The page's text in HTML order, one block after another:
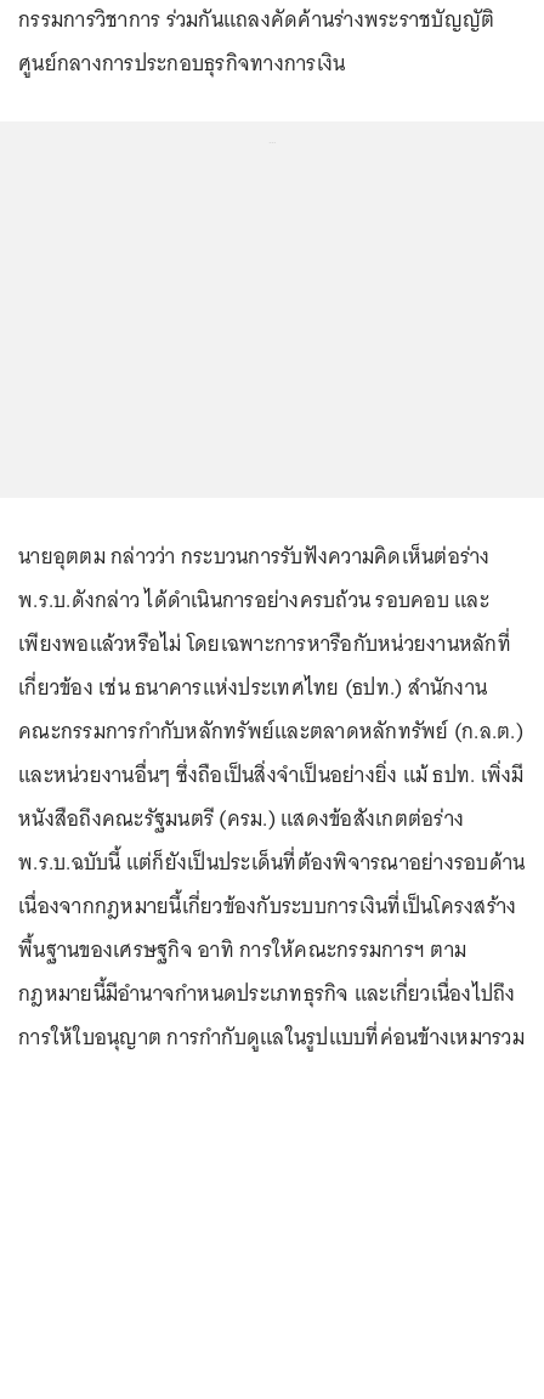
กรรมการวิชาการ ร่วมกันแถลงคัดค้านร่างพระราชบัญญัติ
ศูนย์กลางการประกอบธุรกิจทางการเงิน
นายอุตตม กล่าวว่า กระบวนการรับฟังความคิดเห็นต่อร่าง
พ.ร.บ.ดังกล่าว ได้ดำเนินการอย่างครบถ้วน รอบคอบ และ
เพียงพอแล้วหรือไม่ โดยเฉพาะการหารือกับหน่วยงานหลักที่
เกี่ยวข้อง เช่น ธนาคารแห่งประเทศไทย (ธปท.) สำนักงาน
คณะกรรมการกำกับหลักทรัพย์และตลาดหลักทรัพย์ (ก.ล.ต.)
และหน่วยงานอื่นๆ ซึ่งถือเป็นสิ่งจำเป็นอย่างยิ่ง แม้ ธปท. เพิ่งมี
หนังสือถึงคณะรัฐมนตรี (ครม.) แสดงข้อสังเกตต่อร่าง
พ.ร.บ.ฉบับนี้ แต่ก็ยังเป็นประเด็นที่ต้องพิจารณาอย่างรอบด้าน
เนื่องจากกฎหมายนี้เกี่ยวข้องกับระบบการเงินที่เป็นโครงสร้าง
พื้นฐานของเศรษฐกิจ อาทิ การให้คณะกรรมการฯ ตาม
กฎหมายนี้มีอำนาจกำหนดประเภทธุรกิจ และเกี่ยวเนื่องไปถึง
การให้ใบอนุญาต การกำกับดูแลในรูปแบบที่ค่อนข้างเหมารวม